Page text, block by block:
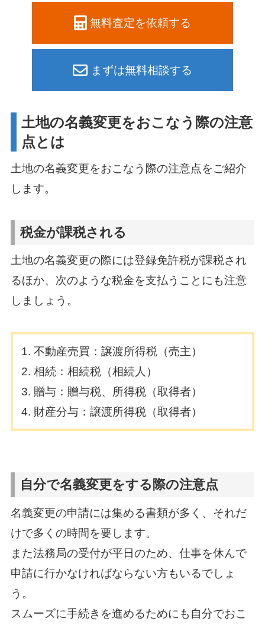
無料査定を依頼する
まずは無料相談する
土地の名義変更をおこなう際の注意
点とは
土地の名義変更をおこなう際の注意点をご紹介
します。
税金が課税される
土地の名義変更の際には登録免許税が課税され
るほか、次のような税金を支払うことにも注意
しましょう。
不動産売買：譲渡所得税（売主）
相続：相続税（相続人）
贈与：贈与税、所得税（取得者）
財産分与：譲渡所得税（取得者）
自分で名義変更をする際の注意点
名義変更の申請には集める書類が多く、それだ
けで多くの時間を要します。
また法務局の受付が平日のため、仕事を休んで
申請に行かなければならない方もいるでしょ
う。
スムーズに手続きを進めるためにも自分でおこ